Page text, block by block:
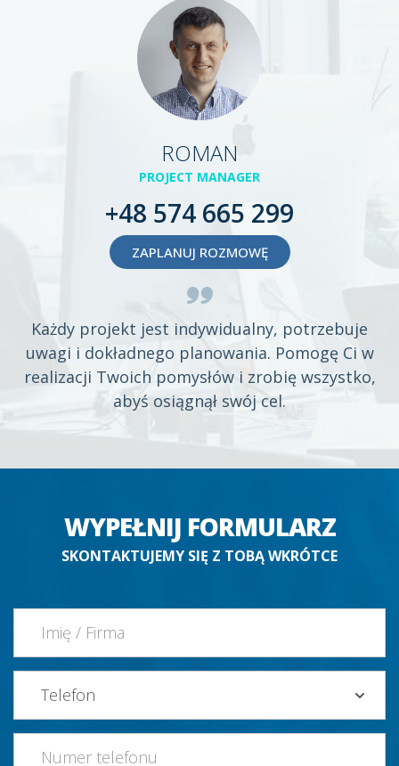
ROMAN
PROJECT MANAGER
+48 574 665 299
ZAPLANUJ ROZMOWĘ
Każdy projekt jest indywidualny, potrzebuje
uwagi i dokładnego planowania. Pomogę Ci w
realizacji Twoich pomysłów i zrobię wszystko,
abyś osiągnął swój cel.
WYPEŁNIJ FORMULARZ
SKONTAKTUJEMY SIĘ Z TOBĄ WKRÓTCE